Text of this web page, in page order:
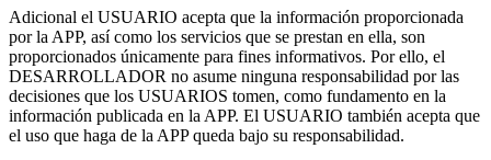
Adicional el USUARIO acepta que la información proporcionada
por la APP, así como los servicios que se prestan en ella, son
proporcionados únicamente para fines informativos. Por ello, el
DESARROLLADOR no asume ninguna responsabilidad por las
decisiones que los USUARIOS tomen, como fundamento en la
información publicada en la APP. El USUARIO también acepta que
el uso que haga de la APP queda bajo su responsabilidad.